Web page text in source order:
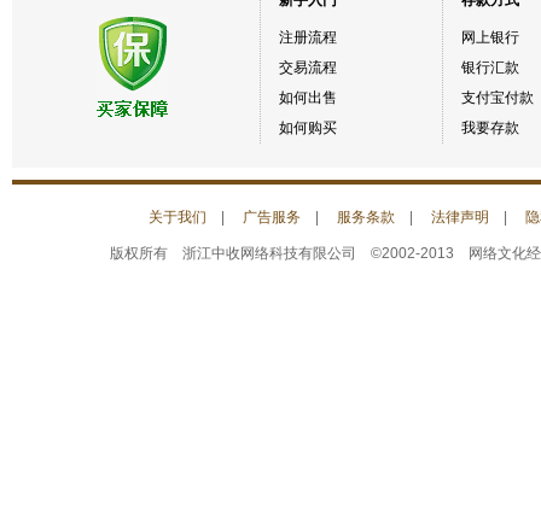
网上银行
银行汇款
支付宝付款
我要存款
注册流程
交易流程
如何出售
如何购买
关于我们 广告服务 服务条款 法律声明
版权所有 浙江中收网络科技有限公司 ©2002-2013 网络文化经